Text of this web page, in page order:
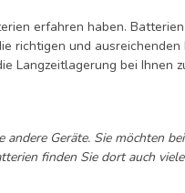
erfahren haben.
richtigen und
bei Ihnen
Geräte. Sie möchten
finden Sie dort auch